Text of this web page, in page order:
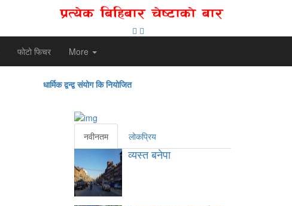
फोटो फिचर More
धार्मिक द्वन्द्व संयोग कि नियोजित
नवीनतम लोकप्रिय
व्यस्त बनेपा